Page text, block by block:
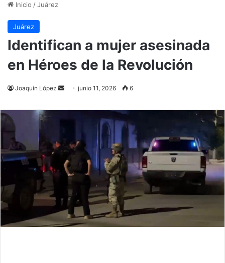
Inicio /Juárez
Juárez
Identifican a mujer asesinada
en Héroes de la Revolución
Joaquín López
Send
email
junio 11, 2026 6